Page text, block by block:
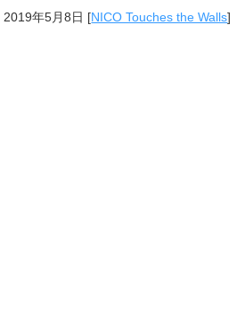
2019年5月8日 [NICO Touches the Walls]